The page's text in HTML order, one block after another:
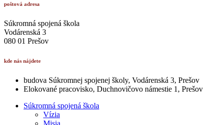
poštová adresa
Súkromná spojená škola
Vodárenská 3
080 01 Prešov
kde nás nájdete
budova Súkromnej spojenej školy, Vodárenská 3, Prešov
Elokované pracovisko, Duchnovičovo námestie 1, Prešov
Súkromná spojená škola
Vízia
Misia